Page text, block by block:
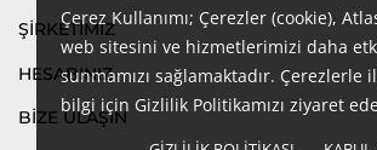
Çerez Kullanımı; Çerezler (cookie),
web sitesini ve hizmetlerimizi daha
sunmamızı sağlamaktadır. Çerezlerle
bilgi için Gizlilik Politikamızı ziyaret
ŞIRKETIMIZ
HESABINIZ
BİZE ULAŞIN